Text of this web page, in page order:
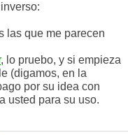
las que me parecen
, lo pruebo, y si empieza
(digamos, en la
por su idea con
usted para su uso.